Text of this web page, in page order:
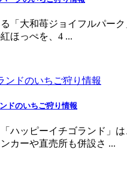
「大和苺ジョイフルパー
ほっぺを、4 ...
ドのいちご狩り情報
ハッピーイチゴランド」
カーや直売所も併設さ ...